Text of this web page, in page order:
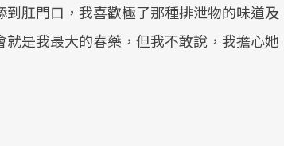
Mute
到肛門口，我喜歡極了那種排泄物的味道及
是我最大的春藥，但我不敢說，我擔心她